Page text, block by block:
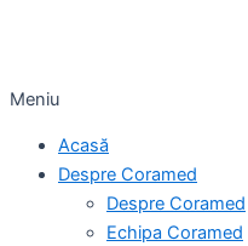
Meniu
Acasă
Despre Coramed
Despre Coramed
Echipa Coramed